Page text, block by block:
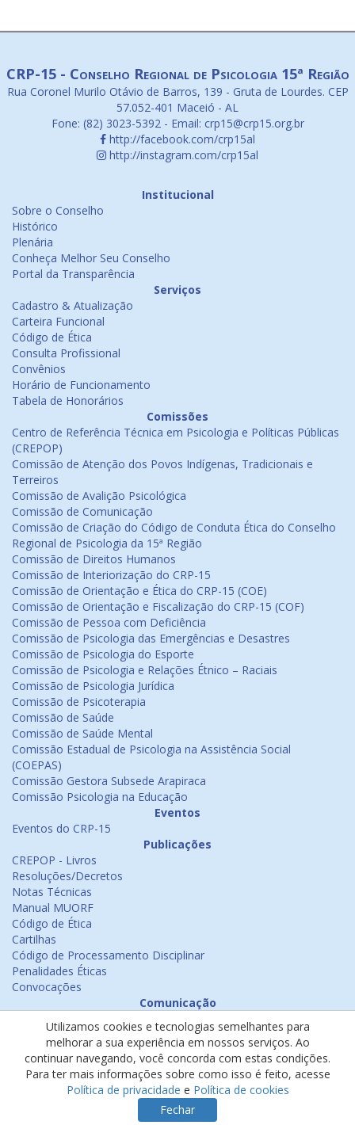
CRP-15 - Conselho Regional de Psicologia 15ª Região
Rua Coronel Murilo Otávio de Barros, 139 - Gruta de Lourdes. CEP
57.052-401 Maceió - AL
Fone: (82) 3023-5392 - Email: crp15@crp15.org.br
http://facebook.com/crp15al
http://instagram.com/crp15al
Institucional
Sobre o Conselho
Histórico
Plenária
Conheça Melhor Seu Conselho
Portal da Transparência
Serviços
Cadastro & Atualização
Carteira Funcional
Código de Ética
Consulta Profissional
Convênios
Horário de Funcionamento
Tabela de Honorários
Comissões
Centro de Referência Técnica em Psicologia e Políticas Públicas
(CREPOP)
Comissão de Atenção dos Povos Indígenas, Tradicionais e
Terreiros
Comissão de Avalição Psicológica
Comissão de Comunicação
Comissão de Criação do Código de Conduta Ética do Conselho
Regional de Psicologia da 15ª Região
Comissão de Direitos Humanos
Comissão de Interiorização do CRP-15
Comissão de Orientação e Ética do CRP-15 (COE)
Comissão de Orientação e Fiscalização do CRP-15 (COF)
Comissão de Pessoa com Deficiência
Comissão de Psicologia das Emergências e Desastres
Comissão de Psicologia do Esporte
Comissão de Psicologia e Relações Étnico – Raciais
Comissão de Psicologia Jurídica
Comissão de Psicoterapia
Comissão de Saúde
Comissão de Saúde Mental
Comissão Estadual de Psicologia na Assistência Social
(COEPAS)
Comissão Gestora Subsede Arapiraca
Comissão Psicologia na Educação
Eventos
Eventos do CRP-15
Publicações
CREPOP - Livros
Resoluções/Decretos
Notas Técnicas
Manual MUORF
Código de Ética
Cartilhas
Código de Processamento Disciplinar
Penalidades Éticas
Convocações
Comunicação
Emissão de Certificados
Psicologia na Mídia
Ouvidoria
Política de cookies
Política de privacidade
Utilizamos cookies e tecnologias semelhantes para
melhorar a sua experiência em nossos serviços. Ao
continuar navegando, você concorda com estas condições.
Para ter mais informações sobre como isso é feito, acesse
Política de privacidade e Política de cookies
Fechar